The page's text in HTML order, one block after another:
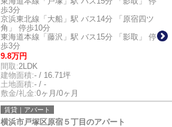
歩3分
京浜東北線「大船」駅 バス14分 「原宿四ツ
角」 停歩10分
東海道本線「藤沢」駅 バス15分 「影取」 停
歩3分
9.8万円
間取:2LDK
建物面積:- / 16.71坪
土地面積:- / -
敷金/礼金:0ヶ月/0ヶ月
賃貸｜アパート
横浜市戸塚区原宿５丁目のアパート